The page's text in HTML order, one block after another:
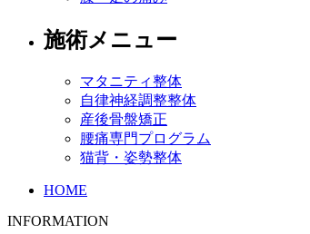
施術メニュー
マタニティ整体
自律神経調整整体
産後骨盤矯正
腰痛専門プログラム
猫背・姿勢整体
HOME
INFORMATION